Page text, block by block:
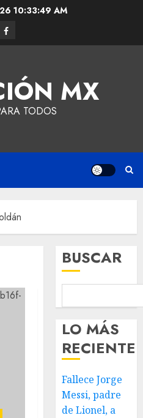
10:33:49 AM
MX
TODOS
BUSCAR
LO MÁS
RECIENTE
Fallece Jorge
Messi, padre
de Lionel, a